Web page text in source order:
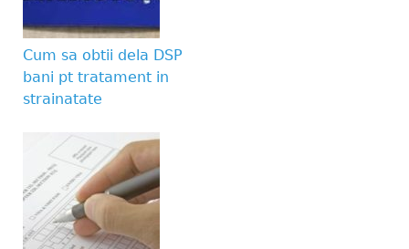
Cum sa obtii dela DSP
bani pt tratament in
strainatate